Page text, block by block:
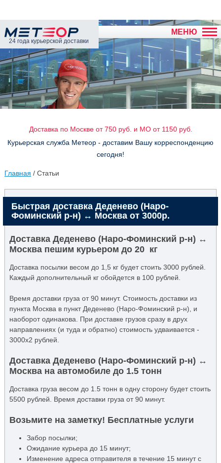
24 года курьерской доставки
МЕНЮ
Доставка по Москве от 750 руб. и МО от 1150 руб.
Курьерская служба Метеор - доставим Вашу корреспонденцию
сегодня!
Главная / Статьи
Быстрая доставка Деденево (Наро-
Фоминский р-н) ↔ Москва от 3000р.
Доставка Деденево (Наро-Фоминский р-н) ↔
Москва пешим курьером до 20 кг
Доставка посылки весом до 1,5 кг будет стоить 3000 рублей.
Каждый дополнительный кг обойдется в 100 рублей.
Время доставки груза от 90 минут. Стоимость доставки из
пункта Москва в пункт Деденево (Наро-Фоминский р-н), и
наоборот одинакова. При доставке грузов сразу в друх
направлениях (и туда и обратно) стоимость удваивается -
3000x2 рублей.
Доставка Деденево (Наро-Фоминский р-н) ↔
Москва на автомобиле до 1.5 тонн
Доставка груза весом до 1.5 тонн в одну сторону будет стоить
5500 рублей. Время доставки груза от 90 минут.
Возьмите на заметку! Бесплатные услуги
Забор посылки;
Ожидание курьера до 15 минут;
Изменение адреса отправителя в течение 15 минут с